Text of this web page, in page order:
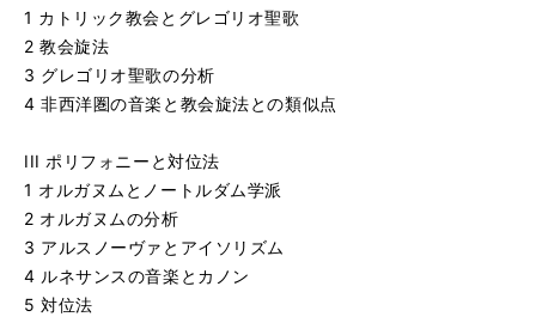
1 カトリック教会とグレゴリオ聖歌
2 教会旋法
3 グレゴリオ聖歌の分析
4 非西洋圏の音楽と教会旋法との類似点
III ポリフォニーと対位法
1 オルガヌムとノートルダム学派
2 オルガヌムの分析
3 アルスノーヴァとアイソリズム
4 ルネサンスの音楽とカノン
5 対位法